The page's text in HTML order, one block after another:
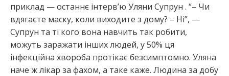
приклад — останнє інтерв’ю Уляни Супрун . “– Чи
вдягаєте маску, коли виходите з дому? – Ні”, —
Супрун та ті кого вона навчить так робити,
можуть заражати інших людей, у 50% ця
інфекційна хвороба протікає безсимптомно. Уляна
наче ж лікар за фахом, а таке каже. Людина за добу